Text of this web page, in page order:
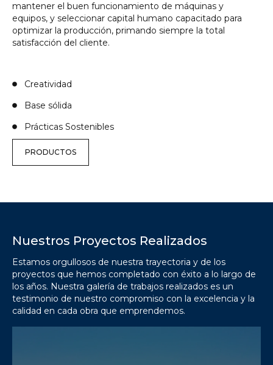
mantener el buen funcionamiento de máquinas y
equipos, y seleccionar capital humano capacitado para
optimizar la producción, primando siempre la total
satisfacción del cliente.
Creatividad
Base sólida
Prácticas Sostenibles
PRODUCTOS
Nuestros Proyectos Realizados
Estamos orgullosos de nuestra trayectoria y de los
proyectos que hemos completado con éxito a lo largo de
los años. Nuestra galería de trabajos realizados es un
testimonio de nuestro compromiso con la excelencia y la
calidad en cada obra que emprendemos.